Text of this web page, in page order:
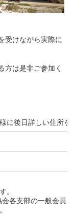
受けながら実際に
方は是非ご参加く
に後日詳しい住所
。
各支部の一般会員